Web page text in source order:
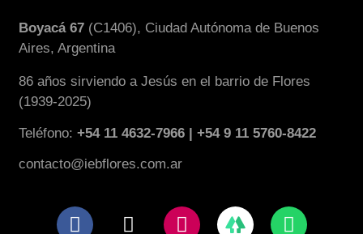
Boyacá 67 (C1406), Ciudad Autónoma de Buenos
Aires, Argentina
86 años sirviendo a Jesús en el barrio de Flores
(1939-2025)
Teléfono:+54 11 4632-7966 | +54 9 11 5760-8422
contacto@iebflores.com.ar
F
X
I
W